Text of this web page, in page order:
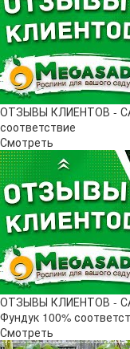
ОТЗЫВЫ КЛИЕНТОВ -
соответствие
Смотреть
ОТЗЫВЫ КЛИЕНТОВ -
Фундук 100%
Смотреть